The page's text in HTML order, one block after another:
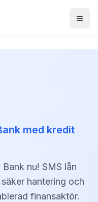
med kredit
nu! SMS lån
hantering och
finansaktör.